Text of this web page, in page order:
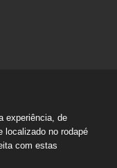
experiência, de
localizado no rodapé
com estas
DO